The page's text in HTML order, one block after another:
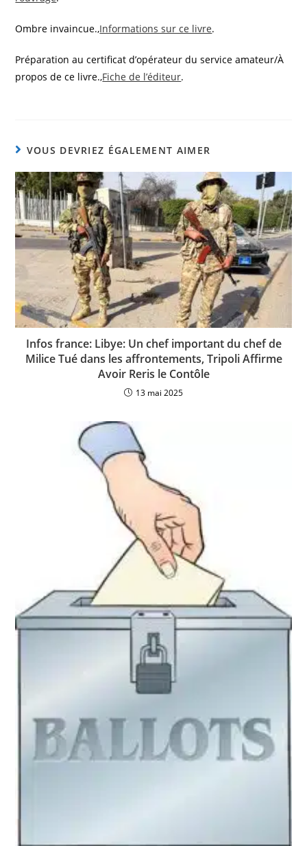
Ombre invaincue.,Informations sur ce livre.
Préparation au certificat d’opérateur du service amateur/À
propos de ce livre.,Fiche de l’éditeur.
VOUS DEVRIEZ ÉGALEMENT AIMER
Infos france: Libye: Un chef important du chef de
Milice Tué dans les affrontements, Tripoli Affirme
Avoir Reris le Contôle
13 mai 2025